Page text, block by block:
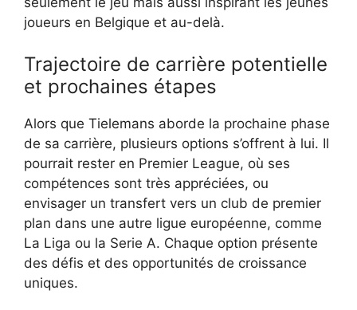
joueurs en Belgique et au-delà.
Trajectoire de carrière potentielle
et prochaines étapes
Alors que Tielemans aborde la prochaine phase
de sa carrière, plusieurs options s’offrent à lui. Il
pourrait rester en Premier League, où ses
compétences sont très appréciées, ou
envisager un transfert vers un club de premier
plan dans une autre ligue européenne, comme
La Liga ou la Serie A. Chaque option présente
des défis et des opportunités de croissance
uniques.